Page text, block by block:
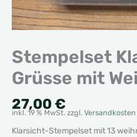
Stempelset
Grüsse mit
27,00 €
inkl. 19 % MwSt. zzgl. Versandkosten
Klarsicht-Stempelset mit 13